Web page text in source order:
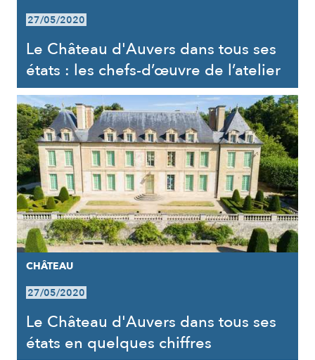
27/05/2020
Le Château d'Auvers dans tous ses
états : les chefs-d’œuvre de l’atelier
CHÂTEAU
27/05/2020
Le Château d'Auvers dans tous ses
états en quelques chiffres